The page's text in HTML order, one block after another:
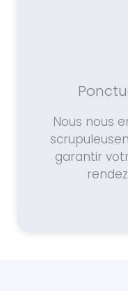
Nous nous
garantir